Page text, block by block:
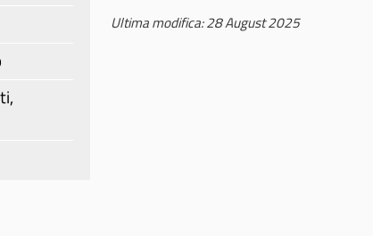
Ultima modifica: 28 August 2025